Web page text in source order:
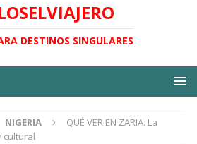
DESTINOS SINGULARES
NIGERIA
QUÉ VER EN ZARIA. La
cultural